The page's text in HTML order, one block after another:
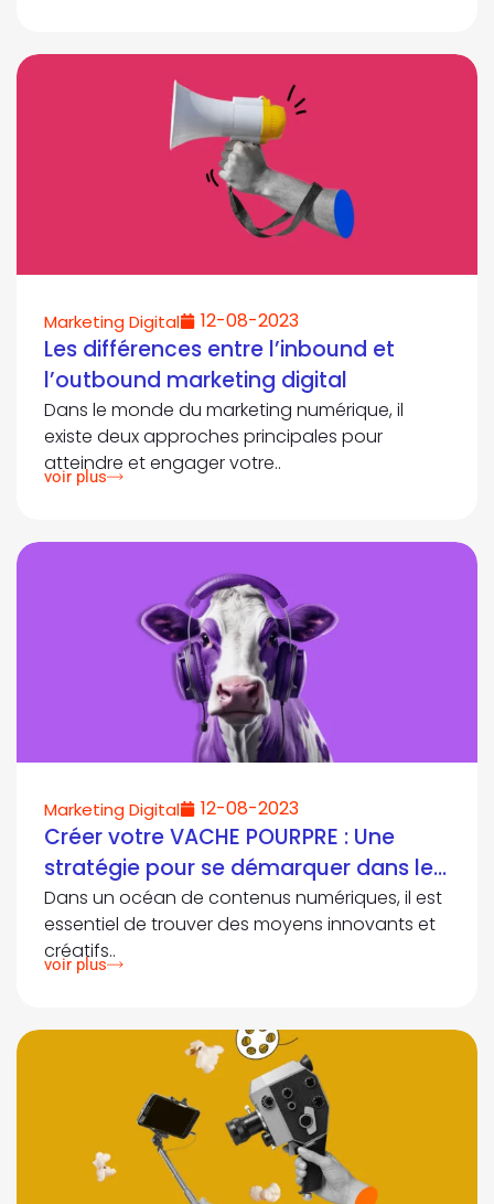
Marketing Digital 12-08-2023
Les différences entre l’inbound et
l’outbound marketing digital
Dans le monde du marketing numérique, il
existe deux approches principales pour
atteindre et engager votre..
voir plus
Marketing Digital 12-08-2023
Créer votre VACHE POURPRE : Une
stratégie pour se démarquer dans le
monde numérique
Dans un océan de contenus numériques, il est
essentiel de trouver des moyens innovants et
créatifs..
voir plus